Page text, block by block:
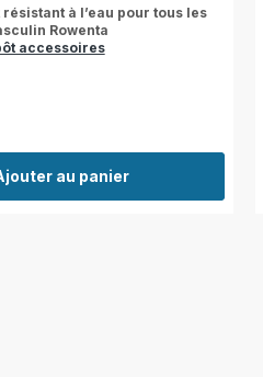
au panier
à l’eau pour tous les
Rowenta
accessoires